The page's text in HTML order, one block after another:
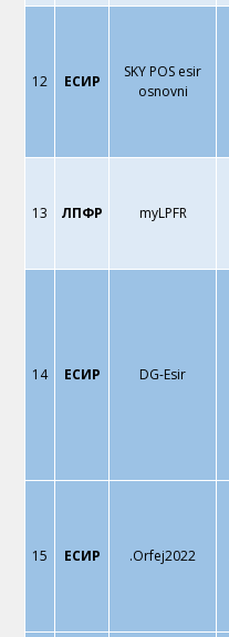
12 ЕСИР
SKY POS esir
osnovni
13 ЛПФР myLPFR
14 ЕСИР DG-Esir
15 ЕСИР .Orfej2022